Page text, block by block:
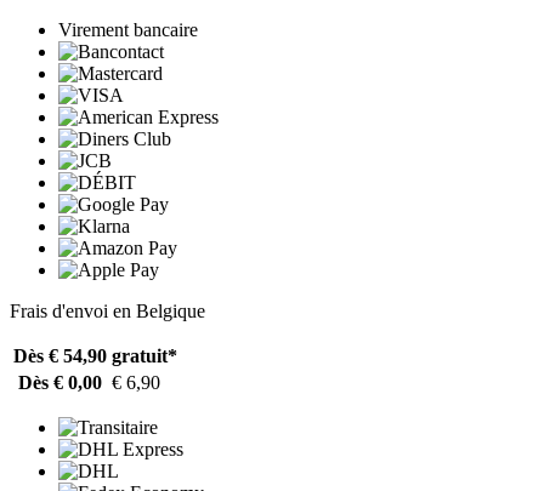
Virement bancaire
Frais d'envoi en Belgique
Dès € 54,90 gratuit*
Dès € 0,00 € 6,90